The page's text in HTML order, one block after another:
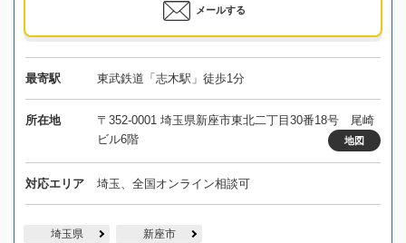
メールする
最寄駅 東武鉄道「志木駅」徒歩1分
所在地
〒352-0001 埼玉県新座市東北二丁目30番18号 尾崎
ビル6階
地図
対応エリア 埼玉、全国オンライン相談可
埼玉県 新座市